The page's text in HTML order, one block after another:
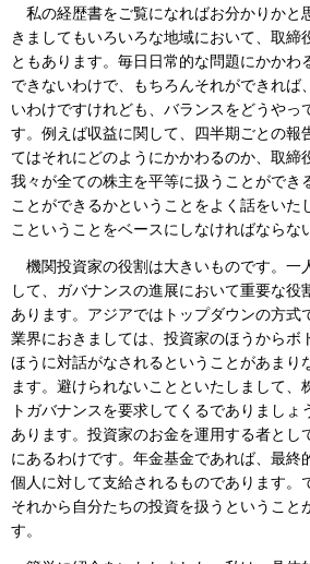
私の経歴書をご覧になればお分かりかと
きましてもいろいろな地域において、取締
ともあります。毎日日常的な問題にかかわ
できないわけで、もちろんそれができれば
いわけですけれども、バランスをどうやっ
す。例えば収益に関して、四半期ごとの報
てはそれにどのようにかかわるのか、取締
我々が全ての株主を平等に扱うことができ
ことができるかということをよく話をいた
こということをベースにしなければならな
機関投資家の役割は大きいものです。一
して、ガバナンスの進展において重要な役
あります。アジアではトップダウンの方式
業界におきましては、投資家のほうからボ
ほうに対話がなされるということがあまり
ます。避けられないことといたしまして、
トガバナンスを要求してくるでありましょ
あります。投資家のお金を運用する者とし
にあるわけです。年金基金であれば、最終
個人に対して支給されるものであります。
それから自分たちの投資を扱うということ
す。